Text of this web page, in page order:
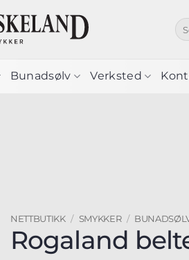
Søk
Bunadsølv Verksted
NETTBUTIKK / SMYKKER /
Rogaland